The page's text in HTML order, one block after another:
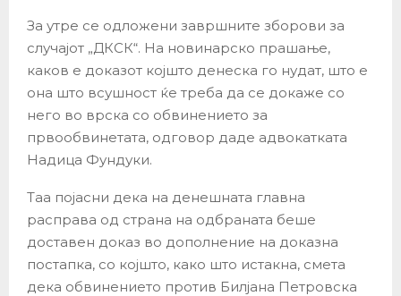
За утре се одложени завршните зборови за
случајот „ДКСК“. На новинарско прашање,
каков е доказот којшто денеска го нудат, што е
она што всушност ќе треба да се докаже со
него во врска со обвинението за
првообвинетата, одговор даде адвокатката
Надица Фундуки.
Таа појасни дека на денешната главна
расправа од страна на одбраната беше
доставен доказ во дополнение на доказна
постапка, со којшто, како што истакна, смета
дека обвинението против Билјана Петровска